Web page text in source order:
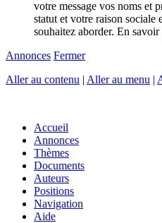
votre message vos noms et
statut et votre raison sociale
souhaitez aborder. En savoir
Annonces Fermer
Aller au contenu | Aller au menu |
Accueil
Annonces
Thèmes
Documents
Auteurs
Positions
Navigation
Aide